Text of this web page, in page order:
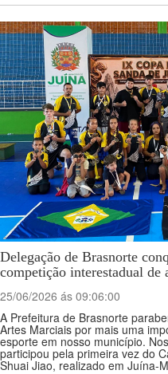
Delegação de Brasnorte
competição interestadual de
25/06/2026 ás 09:06:00
A Prefeitura de Brasnorte
Artes Marciais por mais uma
esporte em nosso município.
participou pela primeira vez do
Shuai Jiao, realizado em Juína-